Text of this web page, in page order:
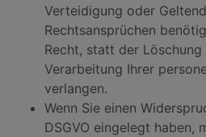
Verteidigung oder
Rechtsansprüchen
Recht, statt der
Verarbeitung Ihrer
verlangen.
Wenn Sie einen
DSGVO eingelegt haben,